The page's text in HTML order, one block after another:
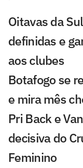
Oitavas da
definidas e
aos clubes
Botafogo se
e mira mês
Pri Back e
decisiva do
Feminino